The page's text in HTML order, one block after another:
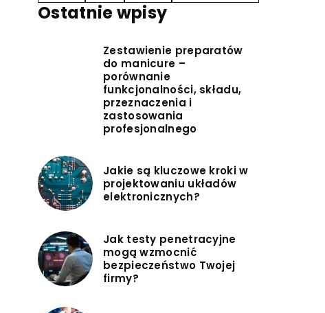
Ostatnie wpisy
Zestawienie preparatów
do manicure –
porównanie
funkcjonalności, składu,
przeznaczenia i
zastosowania
profesjonalnego
Jakie są kluczowe kroki w
projektowaniu układów
elektronicznych?
Jak testy penetracyjne
mogą wzmocnić
bezpieczeństwo Twojej
firmy?